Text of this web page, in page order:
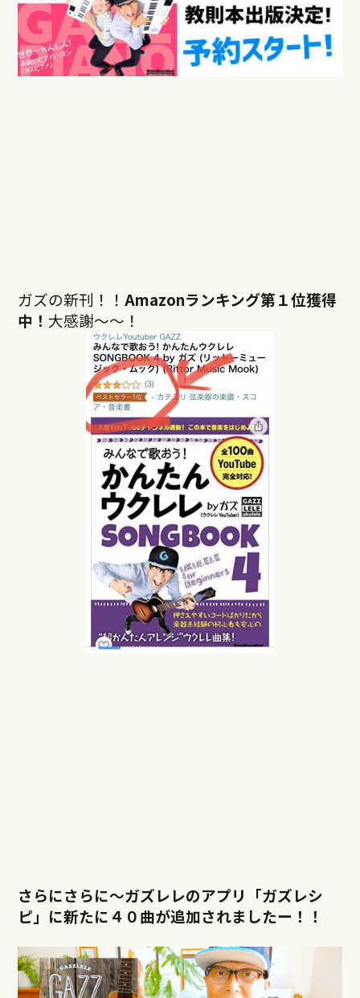
ガズの新刊！！ Amazonランキング第１位獲得
中！ 大感謝〜〜！
さらにさらに〜ガズレレのアプリ「ガズレシ
ピ」に新たに４０曲が追加されましたー！！